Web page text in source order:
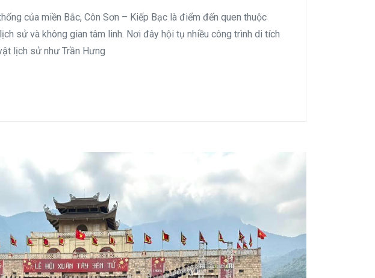
của miền Bắc, Côn Sơn – Kiếp Bạc là điểm đến quen thuộc
sử và không gian tâm linh. Nơi đây hội tụ nhiều công trình di tích
lịch sử như Trần Hưng